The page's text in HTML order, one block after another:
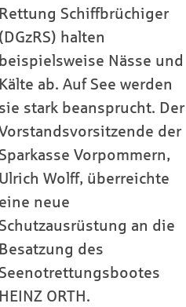
Rettung Schiffbrüchiger
(DGzRS) halten
beispielsweise Nässe und
Kälte ab. Auf See werden
sie stark beansprucht. Der
der
Vorpommern,
Ulrich Wolff, überreichte
eine neue
an die
Besatzung des
HEINZ ORTH.